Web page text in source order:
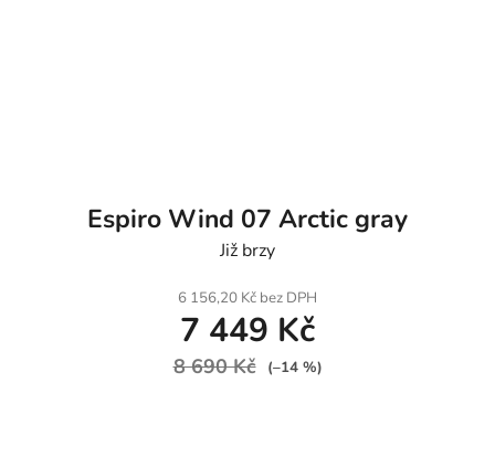
Espiro Wind 07 Arctic gray
Již brzy
6 156,20 Kč bez DPH
7 449 Kč
8 690 Kč (–14 %)